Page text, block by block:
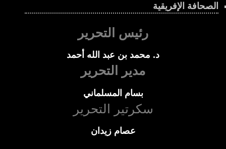
الصحافة الإفريقية
رئيس التحرير
د. محمد بن عبد الله أحمد
مدير التحرير
بسام المسلماني
سكرتير التحرير
عصام زيدان